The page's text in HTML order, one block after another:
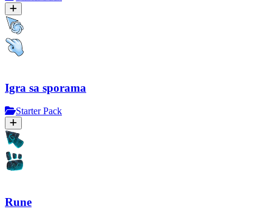
Igra sa sporama
Starter Pack
Rune